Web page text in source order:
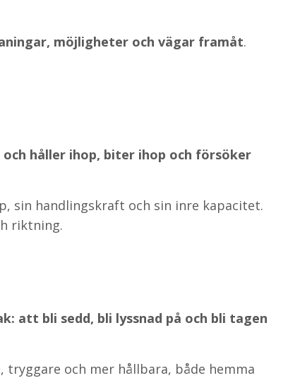
möjligheter och vägar framåt.
håller ihop, biter ihop och försöker
sin handlingskraft och sin inre kapacitet.
riktning.
att bli sedd, bli lyssnad på och bli tagen
och mer hållbara, både hemma